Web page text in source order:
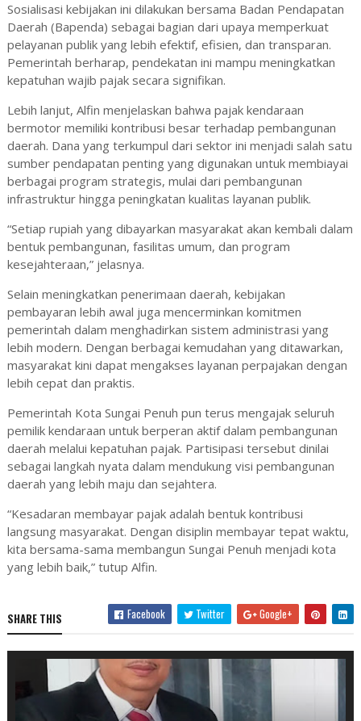
Sosialisasi kebijakan ini dilakukan bersama Badan Pendapatan
Daerah (Bapenda) sebagai bagian dari upaya memperkuat
pelayanan publik yang lebih efektif, efisien, dan transparan.
Pemerintah berharap, pendekatan ini mampu meningkatkan
kepatuhan wajib pajak secara signifikan.
Lebih lanjut, Alfin menjelaskan bahwa pajak kendaraan
bermotor memiliki kontribusi besar terhadap pembangunan
daerah. Dana yang terkumpul dari sektor ini menjadi salah satu
sumber pendapatan penting yang digunakan untuk membiayai
berbagai program strategis, mulai dari pembangunan
infrastruktur hingga peningkatan kualitas layanan publik.
“Setiap rupiah yang dibayarkan masyarakat akan kembali dalam
bentuk pembangunan, fasilitas umum, dan program
kesejahteraan,” jelasnya.
Selain meningkatkan penerimaan daerah, kebijakan
pembayaran lebih awal juga mencerminkan komitmen
pemerintah dalam menghadirkan sistem administrasi yang
lebih modern. Dengan berbagai kemudahan yang ditawarkan,
masyarakat kini dapat mengakses layanan perpajakan dengan
lebih cepat dan praktis.
Pemerintah Kota Sungai Penuh pun terus mengajak seluruh
pemilik kendaraan untuk berperan aktif dalam pembangunan
daerah melalui kepatuhan pajak. Partisipasi tersebut dinilai
sebagai langkah nyata dalam mendukung visi pembangunan
daerah yang lebih maju dan sejahtera.
“Kesadaran membayar pajak adalah bentuk kontribusi
langsung masyarakat. Dengan disiplin membayar tepat waktu,
kita bersama-sama membangun Sungai Penuh menjadi kota
yang lebih baik,” tutup Alfin.
SHARE THIS Facebook Twitter Google+